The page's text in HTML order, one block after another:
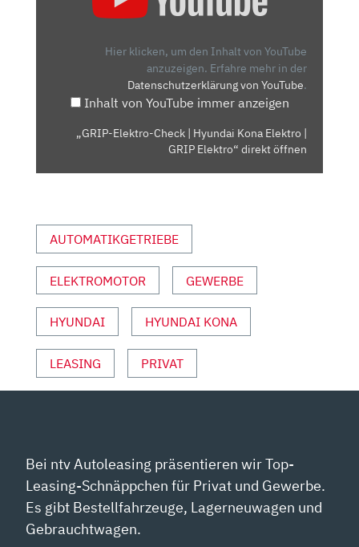
Hier klicken, um den Inhalt von YouTube
anzuzeigen. Erfahre mehr in der
Datenschutzerklärung von YouTube.
Inhalt von YouTube immer anzeigen
„GRIP-Elektro-Check | Hyundai Kona Elektro |
GRIP Elektro“ direkt öffnen
AUTOMATIKGETRIEBE
ELEKTROMOTOR GEWERBE
HYUNDAI HYUNDAI KONA
LEASING PRIVAT
Bei ntv Autoleasing präsentieren wir Top-
Leasing-Schnäppchen für Privat und Gewerbe.
Es gibt Bestellfahrzeuge, Lagerneuwagen und
Gebrauchtwagen.